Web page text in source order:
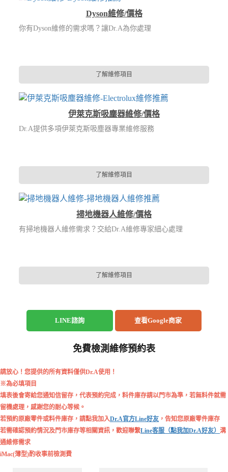
Dyson維修/價格
你有Dyson維修的需求嗎？讓Dr.A為你處理
了解維修項目
伊萊克斯吸塵器維修/價格
Dr.A提供多項伊萊克斯吸塵器專業維修服務
了解維修項目
掃地機器人維修/價格
有掃地機器人維修需求？交給Dr.A維修專家細心處理
了解維修項目
LINE諮詢 查看Google商家
免費檢測維修預約表
請放心！您提供的所有資料僅供Dr.A使用！
※為必填項目
填表後會寄給您通知信留存，代表預約完成，料件庫存請以門市為準，若無料件就需
留機處理，感謝您的耐心等候。
若預約原廠零件或料件庫存，請點我加入Dr.A官方Line好友 ，告知您原廠零件庫存
若需確認預約情況及門市庫存等相關資訊，歡迎聯繫Line客服（點我加Dr.A好友） 溝
通維修需求
iMac(薄型)酌收事前檢測費